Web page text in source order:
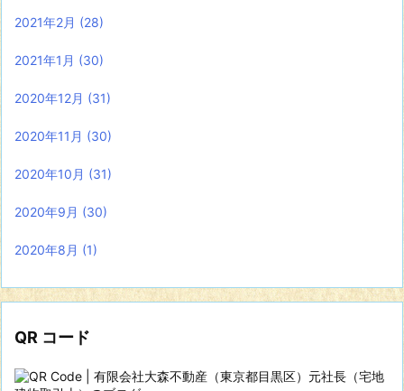
2021年2月 (28)
2021年1月 (30)
2020年12月 (31)
2020年11月 (30)
2020年10月 (31)
2020年9月 (30)
2020年8月 (1)
QR コード